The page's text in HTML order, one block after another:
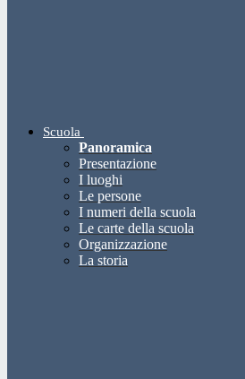
Scuola
Panoramica
Presentazione
I luoghi
Le persone
I numeri della scuola
Le carte della scuola
Organizzazione
La storia